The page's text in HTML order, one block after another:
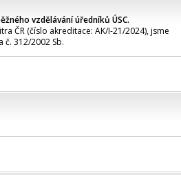
vzdělávání úředníků ÚSC.
ČR (číslo akreditace: AK/I-21/2024), jsme
312/2002 Sb.